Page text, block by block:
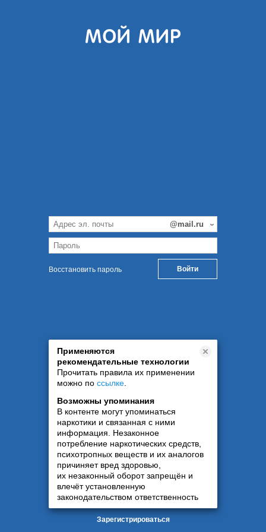
Восстановить пароль
Применяются
рекомендательные технологии
Прочитать правила их применении
можно по ссылке
Возможны упоминания
В контенте могут упоминаться
наркотики и связанная с ними
информация. Незаконное
потребление наркотических средств,
психотропных веществ и их аналогов
причиняет вред здоровью,
их незаконный оборот запрещён и
влечёт установленную
законодательством ответственность
Зарегистрироваться